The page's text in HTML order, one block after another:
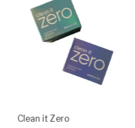
Clean it Zero